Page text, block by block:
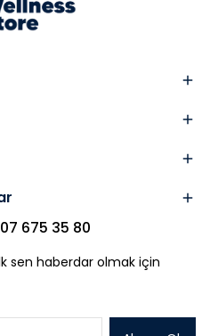
675 35 80
sen haberdar olmak için